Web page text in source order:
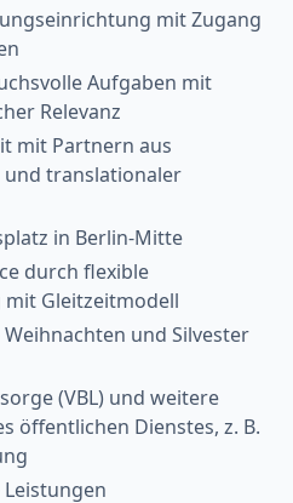
mit Zugang
Aufgaben mit
Relevanz
mit Partnern aus
translationaler
in Berlin-Mitte
durch flexible
Gleitzeitmodell
und Silvester
(VBL) und weitere
öffentlichen Dienstes, z. B.